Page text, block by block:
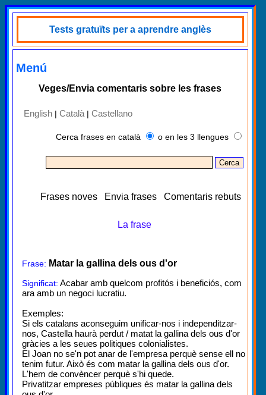
Tests gratuïts per a aprendre anglès
Menú
Veges/Envia comentaris sobre les frases
English | Català | Castellano
Cerca frases en català o en les 3 llengues
Frases noves Envia frases Comentaris rebuts
La frase
Frase: Matar la gallina dels ous d'or
Significat: Acabar amb quelcom profitós i beneficiós, com
ara amb un negoci lucratiu.
Exemples:
Si els catalans aconseguim unificar-nos i independitzar-
nos, Castella haurà perdut / matat la gallina dels ous d'or
gràcies a les seues politiques colonialistes.
El Joan no se'n pot anar de l'empresa perquè sense ell no
tenim futur. Això és com matar la gallina dels ous d'or.
L'hem de convèncer perquè s'hi quede.
Privatitzar empreses públiques és matar la gallina dels